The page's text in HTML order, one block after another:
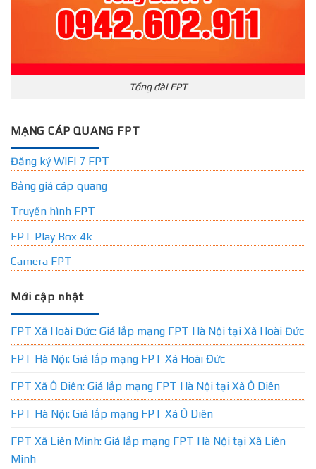
Tổng đài FPT
MẠNG CÁP QUANG FPT
Đăng ký WIFI 7 FPT
Bảng giá cáp quang
Truyền hình FPT
FPT Play Box 4k
Camera FPT
Mới cập nhật
FPT Xã Hoài Đức: Giá lắp mạng FPT Hà Nội tại Xã Hoài Đức
FPT Hà Nội: Giá lắp mạng FPT Xã Hoài Đức
FPT Xã Ô Diên: Giá lắp mạng FPT Hà Nội tại Xã Ô Diên
FPT Hà Nội: Giá lắp mạng FPT Xã Ô Diên
FPT Xã Liên Minh: Giá lắp mạng FPT Hà Nội tại Xã Liên
Minh